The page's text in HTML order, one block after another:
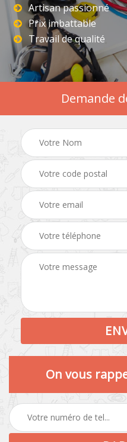
Artisan passionné
Prix imbattable
Travail de qualité
Demande
On vous